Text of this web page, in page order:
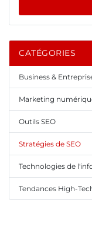
CATÉGORIES
Business &
Marketing
Outils SEO
Stratégies de SEO
Technologies de
Tendances High-